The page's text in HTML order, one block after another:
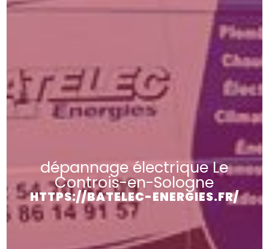
dépannage électrique Le
Controis-en-Sologne
HTTPS://BATELEC-ENERGIES.FR/